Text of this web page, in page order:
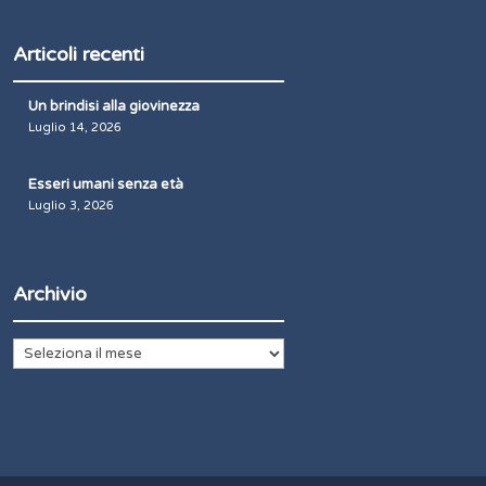
Articoli recenti
Un brindisi alla giovinezza
Luglio 14, 2026
Esseri umani senza età
Luglio 3, 2026
Archivio